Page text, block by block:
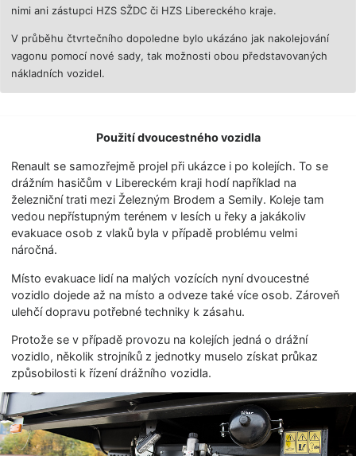
nimi ani zástupci HZS SŽDC či HZS Libereckého kraje.
V průběhu čtvrtečního dopoledne bylo ukázáno jak nakolejování
vagonu pomocí nové sady, tak možnosti obou představovaných
nákladních vozidel.
Použití dvoucestného vozidla
Renault se samozřejmě projel při ukázce i po kolejích. To se
drážním hasičům v Libereckém kraji hodí například na
železniční trati mezi Železným Brodem a Semily. Koleje tam
vedou nepřístupným terénem v lesích u řeky a jakákoliv
evakuace osob z vlaků byla v případě problému velmi
náročná.
Místo evakuace lidí na malých vozících nyní dvoucestné
vozidlo dojede až na místo a odveze také více osob. Zároveň
ulehčí dopravu potřebné techniky k zásahu.
Protože se v případě provozu na kolejích jedná o drážní
vozidlo, několik strojníků z jednotky muselo získat průkaz
způsobilosti k řízení drážního vozidla.